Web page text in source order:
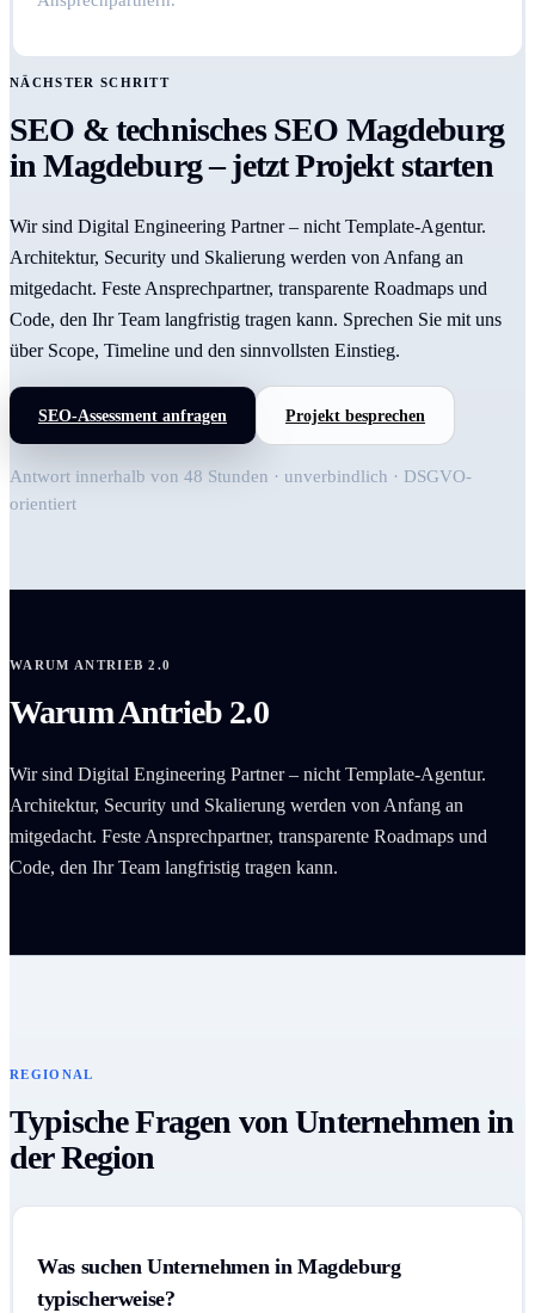
NÄCHSTER SCHRITT
SEO & technisches SEO Magdeburg
in Magdeburg – jetzt Projekt starten
Wir sind Digital Engineering Partner – nicht Template-Agentur.
Architektur, Security und Skalierung werden von Anfang an
mitgedacht. Feste Ansprechpartner, transparente Roadmaps und
Code, den Ihr Team langfristig tragen kann. Sprechen Sie mit uns
über Scope, Timeline und den sinnvollsten Einstieg.
SEO-Assessment anfragen Projekt besprechen
Antwort innerhalb von 48 Stunden · unverbindlich · DSGVO-
orientiert
WARUM ANTRIEB 2.0
Warum Antrieb 2.0
Wir sind Digital Engineering Partner – nicht Template-Agentur.
Architektur, Security und Skalierung werden von Anfang an
mitgedacht. Feste Ansprechpartner, transparente Roadmaps und
Code, den Ihr Team langfristig tragen kann.
REGIONAL
Typische Fragen von Unternehmen in
der Region
Was suchen Unternehmen in Magdeburg
typischerweise?